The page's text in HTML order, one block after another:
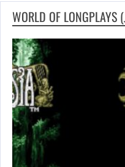
WORLD OF LONGPLAYS